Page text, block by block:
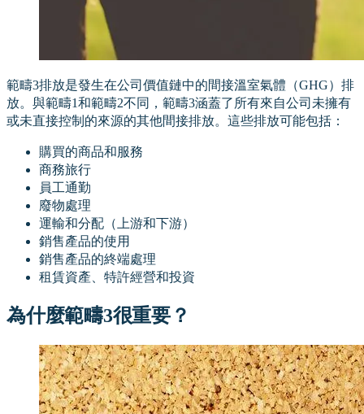
範疇3排放是發生在公司價值鏈中的間接溫室氣體（GHG）排
放。與範疇1和範疇2不同，範疇3涵蓋了所有來自公司未擁有
或未直接控制的來源的其他間接排放。這些排放可能包括：
購買的商品和服務
商務旅行
員工通勤
廢物處理
運輸和分配（上游和下游）
銷售產品的使用
銷售產品的終端處理
租賃資產、特許經營和投資
為什麼範疇3很重要？